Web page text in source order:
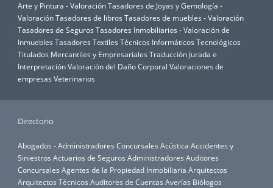
Arte y Pintura - ValoraciónTasadores de Joyas y Gemología -
ValoraciónTasadores de libros Tasadores de muebles - Valoración
Tasadores de Seguros Tasadores Inmobiliarios - Valoración de
Inmuebles Tasadores Textiles Técnicos Informáticos Tecnológicos
Titulados Mercantiles y Empresariales Traducción Jurada e
InterpretaciónValoración del Daño Corporal Valoraciones de
empresas Veterinarios
Directorio
Abogados - Administradores Concursales Acústica Accidentes y
Siniestros Actuarios de Seguros Administradores Auditores
Concursales Agentes de la Propiedad Inmobiliaria Arquitectos
Arquitectos Técnicos Auditores de Cuentas Averías Biólogos